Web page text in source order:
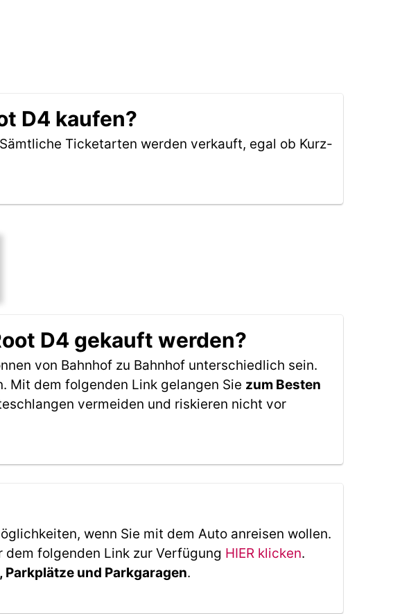
D4 kaufen?
Ticketarten werden verkauft, egal ob Kurz-
D4 gekauft werden?
von Bahnhof zu Bahnhof unterschiedlich sein.
Mit dem folgenden Link gelangen Sie zum Besten
vermeiden und riskieren nicht vor
wenn Sie mit dem Auto anreisen wollen.
folgenden Link zur Verfügung HIER klicken.
Parkplätze und Parkgaragen.